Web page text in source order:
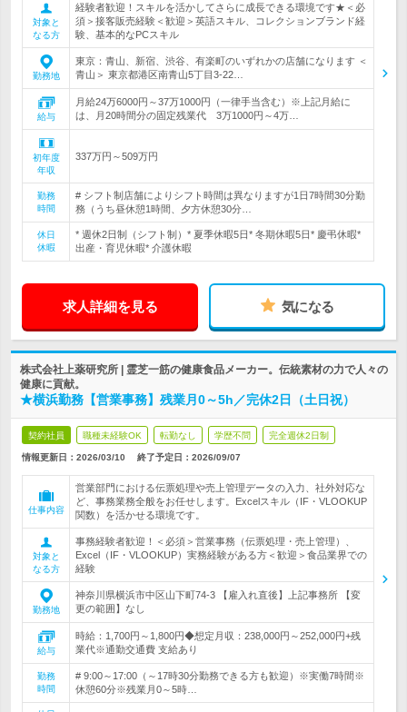
対象と
なる方
経験者歓迎！スキルを活かしてさらに成長できる環境です★＜必
須＞接客販売経験＜歓迎＞英語スキル、コレクションブランド経
験、基本的なPCスキル
勤務地
東京：青山、新宿、渋谷、有楽町のいずれかの店舗になります ＜
青山＞ 東京都港区南青山5丁目3-22…
給与
月給24万6000円～37万1000円（一律手当含む）※上記月給に
は、月20時間分の固定残業代 3万1000円～4万…
初年度
年収
337万円～509万円
勤務
時間
# シフト制店舗によりシフト時間は異なりますが1日7時間30分勤
務（うち昼休憩1時間、夕方休憩30分…
休日
休暇
* 週休2日制（シフト制）* 夏季休暇5日* 冬期休暇5日* 慶弔休暇*
出産・育児休暇* 介護休暇
求人詳細を見る 気になる
株式会社上薬研究所 | 霊芝一筋の健康食品メーカー。伝統素材の力で人々の
健康に貢献。
★横浜勤務【営業事務】残業月0～5h／完休2日（土日祝）
契約社員 職種未経験OK 転勤なし 学歴不問 完全週休2日制
情報更新日：2026/03/10 終了予定日： 2026/09/07
仕事内容
営業部門における伝票処理や売上管理データの入力、社外対応な
ど、事務業務全般をお任せします。Excelスキル（IF・VLOOKUP
関数）を活かせる環境です。
対象と
なる方
事務経験者歓迎！＜必須＞営業事務（伝票処理・売上管理）、
Excel（IF・VLOOKUP）実務経験がある方＜歓迎＞食品業界での
経験
勤務地
神奈川県横浜市中区山下町74-3 【雇入れ直後】上記事務所 【変
更の範囲】なし
給与
時給：1,700円～1,800円◆想定月収：238,000円～252,000円+残
業代※通勤交通費 支給あり
勤務
時間
# 9:00～17:00（～17時30分勤務できる方も歓迎）※実働7時間※
休憩60分※残業月0～5時…